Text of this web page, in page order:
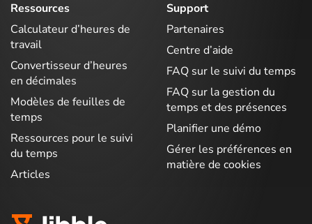
Ressources
Calculateur d’heures de
travail
Convertisseur d’heures
en décimales
Modèles de feuilles de
temps
Ressources pour le suivi
du temps
Articles
Support
Partenaires
Centre d’aide
FAQ sur le suivi du temps
FAQ sur la gestion du
temps et des présences
Planifier une démo
Gérer les préférences en
matière de cookies